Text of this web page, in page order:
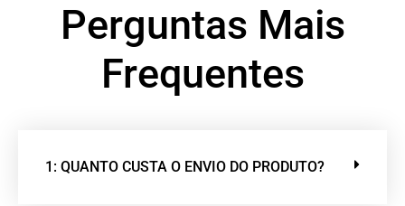
Perguntas Mais
Frequentes
1: QUANTO CUSTA O ENVIO DO PRODUTO?